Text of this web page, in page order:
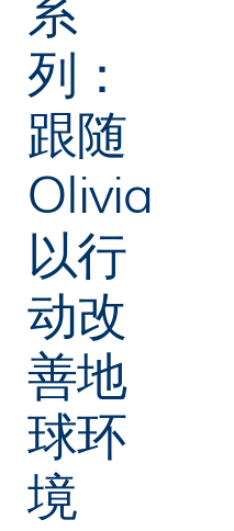
列：
跟随
Olivia
以行
动改
善地
球环
境